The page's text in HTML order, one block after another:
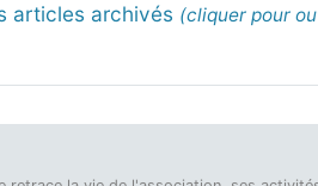
articles archivés